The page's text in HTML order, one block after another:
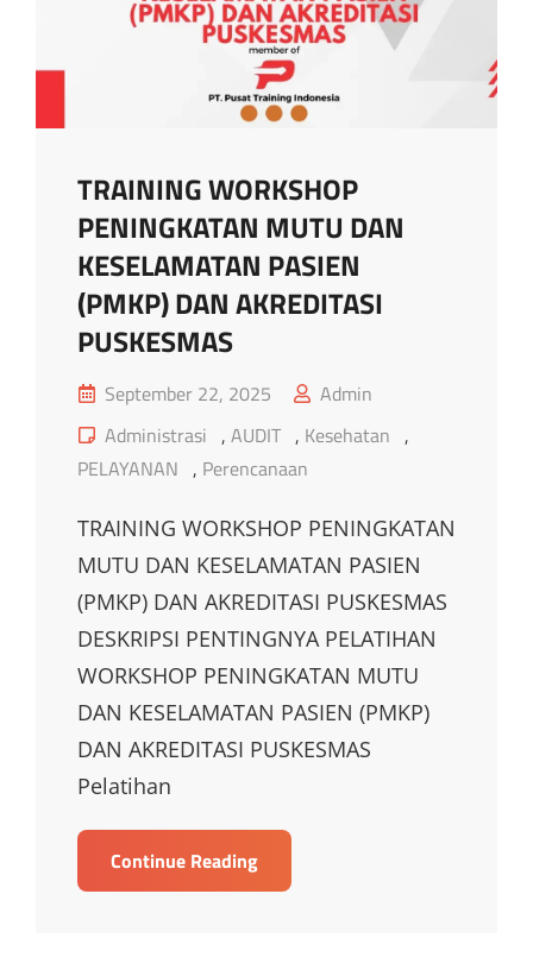
TRAINING WORKSHOP
PENINGKATAN MUTU DAN
KESELAMATAN PASIEN
(PMKP) DAN AKREDITASI
PUSKESMAS
Posted
on
September 22, 2025
Admin
Cat
Links
Administrasi , AUDIT , Kesehatan ,
PELAYANAN , Perencanaan
TRAINING WORKSHOP PENINGKATAN
MUTU DAN KESELAMATAN PASIEN
(PMKP) DAN AKREDITASI PUSKESMAS
DESKRIPSI PENTINGNYA PELATIHAN
WORKSHOP PENINGKATAN MUTU
DAN KESELAMATAN PASIEN (PMKP)
DAN AKREDITASI PUSKESMAS
Pelatihan
Continue ReadingTRAINING
WORKSHOP